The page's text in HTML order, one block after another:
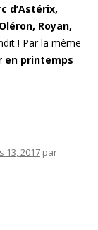
d’Astérix,
Royan,
! Par la même
en printemps
13, 2017 par